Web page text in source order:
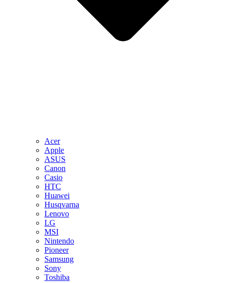
Acer
Apple
ASUS
Canon
Casio
HTC
Huawei
Husqvarna
Lenovo
LG
MSI
Nintendo
Pioneer
Samsung
Sony
Toshiba